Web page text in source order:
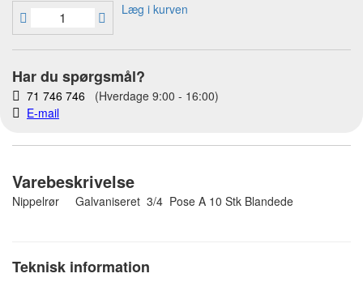
Læg i kurven
Har du spørgsmål?
71 746 746 (Hverdage 9:00 - 16:00)
E-mail
Varebeskrivelse
Nippelrør Galvaniseret 3/4 Pose A 10 Stk Blandede
Teknisk information